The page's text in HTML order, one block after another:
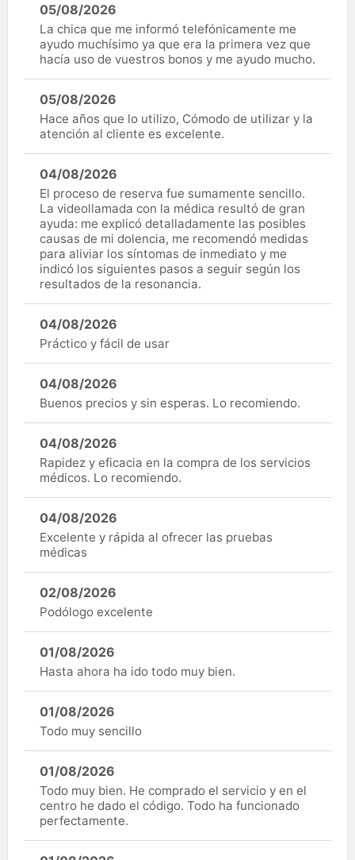
05/08/2026
La chica que me informó telefónicamente me
ayudo muchísimo ya que era la primera vez que
hacía uso de vuestros bonos y me ayudo mucho.
05/08/2026
Hace años que lo utilizo, Cómodo de utilizar y la
atención al cliente es excelente.
04/08/2026
El proceso de reserva fue sumamente sencillo.
La videollamada con la médica resultó de gran
ayuda: me explicó detalladamente las posibles
causas de mi dolencia, me recomendó medidas
para aliviar los síntomas de inmediato y me
indicó los siguientes pasos a seguir según los
resultados de la resonancia.
04/08/2026
Práctico y fácil de usar
04/08/2026
Buenos precios y sin esperas. Lo recomiendo.
04/08/2026
Rapidez y eficacia en la compra de los servicios
médicos. Lo recomiendo.
04/08/2026
Excelente y rápida al ofrecer las pruebas
médicas
02/08/2026
Podólogo excelente
01/08/2026
Hasta ahora ha ido todo muy bien.
01/08/2026
Todo muy sencillo
01/08/2026
Todo muy bien. He comprado el servicio y en el
centro he dado el código. Todo ha funcionado
perfectamente.